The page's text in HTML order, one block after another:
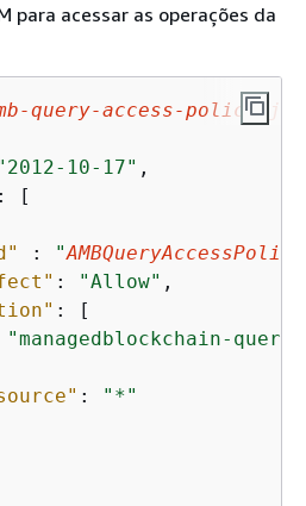
para acessar as operações da
query-access-
10-17" ,
: [
: "AMBQueryAccessPolicy
: "Allow" ,
: [
"managedblockchain-
:
"*"